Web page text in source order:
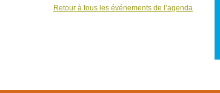
Retour à tous les événements de l’agenda